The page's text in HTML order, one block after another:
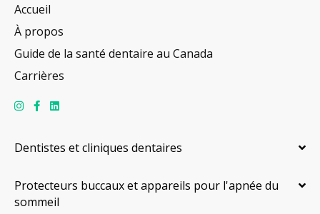
Accueil
À propos
Guide de la santé dentaire au Canada
Carrières
Dentistes et cliniques dentaires
Protecteurs buccaux et appareils pour l'apnée du
sommeil